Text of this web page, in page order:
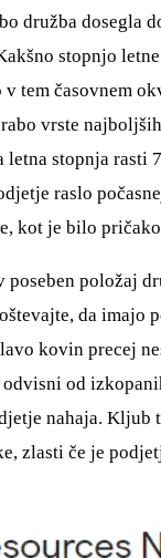
družba dosegla
stopnjo
tem časovnem
vrste
letna stopnja rasti
raslo
kot je bilo
poseben položaj
da imajo
kovin precej
odvisni od
nahaja. Kljub
zlasti če je